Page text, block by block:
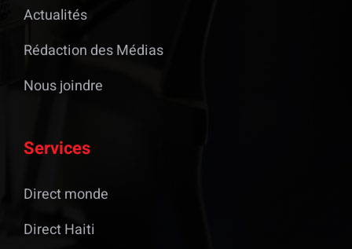
Actualités
Rédaction des Médias
Nous joindre
Services
Direct monde
Direct Haiti